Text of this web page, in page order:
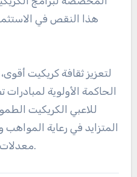
هذا النقص في
لتعزيز ثقافة كريكيت
الحاكمة الأولوية
للاعبي الكريكيت
المتزايد في رعاية
معدلات الضرب للاعبين السعوديين.